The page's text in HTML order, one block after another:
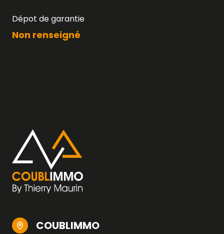
Dépot de garantie
Non renseigné
COUBLIMMO